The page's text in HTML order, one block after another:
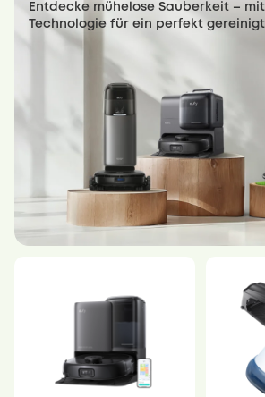
Entdecke mühelose Sauberkeit –
Technologie für ein perfekt